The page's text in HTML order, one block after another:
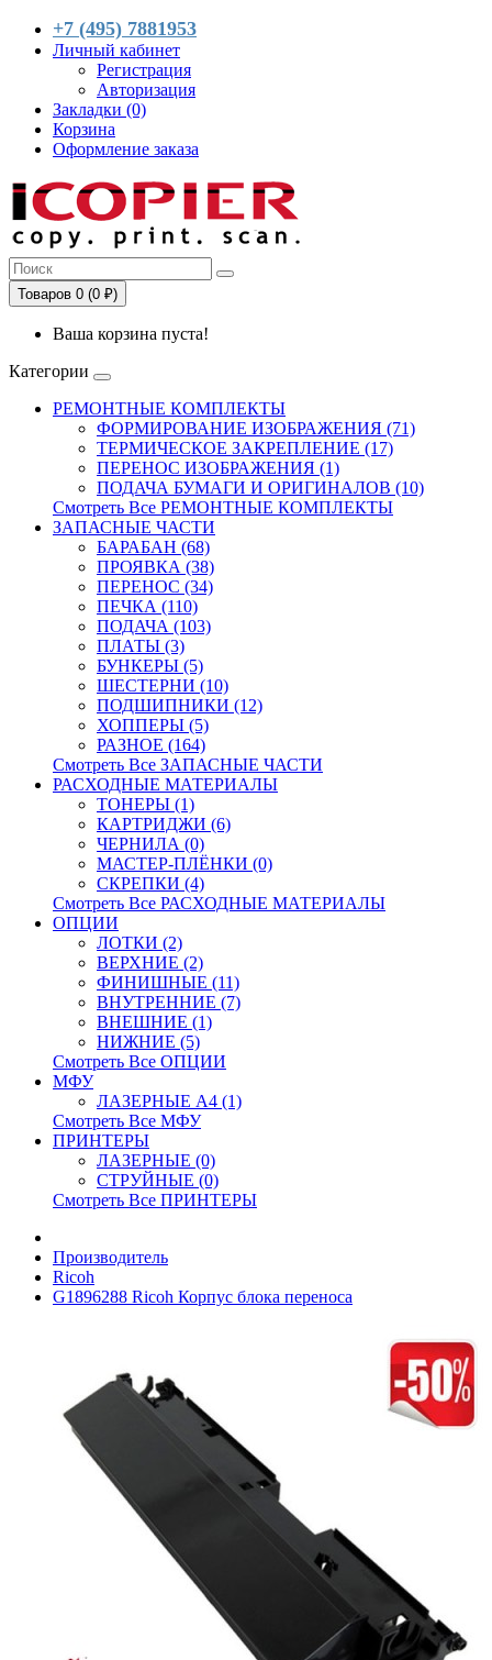
+7 (495) 7881953
Личный кабинет
Регистрация
Авторизация
Закладки (0)
Корзина
Оформление заказа
Товаров 0 (0 ₽)
Ваша корзина пуста!
Категории
РЕМОНТНЫЕ КОМПЛЕКТЫ
ФОРМИРОВАНИЕ ИЗОБРАЖЕНИЯ (71)
ТЕРМИЧЕСКОЕ ЗАКРЕПЛЕНИЕ (17)
ПЕРЕНОС ИЗОБРАЖЕНИЯ (1)
ПОДАЧА БУМАГИ И ОРИГИНАЛОВ (10)
Смотреть Все РЕМОНТНЫЕ КОМПЛЕКТЫ
ЗАПАСНЫЕ ЧАСТИ
БАРАБАН (68)
ПРОЯВКА (38)
ПЕРЕНОС (34)
ПЕЧКА (110)
ПОДАЧА (103)
ПЛАТЫ (3)
БУНКЕРЫ (5)
ШЕСТЕРНИ (10)
ПОДШИПНИКИ (12)
ХОППЕРЫ (5)
РАЗНОЕ (164)
Смотреть Все ЗАПАСНЫЕ ЧАСТИ
РАСХОДНЫЕ МАТЕРИАЛЫ
ТОНЕРЫ (1)
КАРТРИДЖИ (6)
ЧЕРНИЛА (0)
МАСТЕР-ПЛЁНКИ (0)
СКРЕПКИ (4)
Смотреть Все РАСХОДНЫЕ МАТЕРИАЛЫ
ОПЦИИ
ЛОТКИ (2)
ВЕРХНИЕ (2)
ФИНИШНЫЕ (11)
ВНУТРЕННИЕ (7)
ВНЕШНИЕ (1)
НИЖНИЕ (5)
Смотреть Все ОПЦИИ
МФУ
ЛАЗЕРНЫЕ A4 (1)
Смотреть Все МФУ
ПРИНТЕРЫ
ЛАЗЕРНЫЕ (0)
СТРУЙНЫЕ (0)
Смотреть Все ПРИНТЕРЫ
Производитель
Ricoh
G1896288 Ricoh Корпус блока переноса